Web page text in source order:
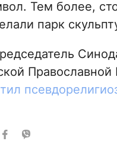
Тем более,
парк